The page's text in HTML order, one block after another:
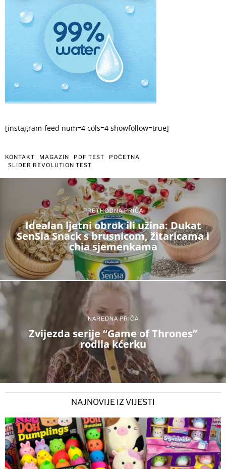
[instagram-feed num=4 cols=4 showfollow=true]
KONTAKT MAGAZIN PDF TEST
POČETNA
SLIDER REVOLUTION TEST
PRETHODNA PRIČA
Idealan ljetni obrok ili užina: Dukat
SenSia Snack s brusnicom, žitaricama i
chia sjemenkama
NAREDNA PRIČA
Zvijezda serije “Game of Thrones”
rodila kćerku
NAJNOVIJE IZ VIJESTI